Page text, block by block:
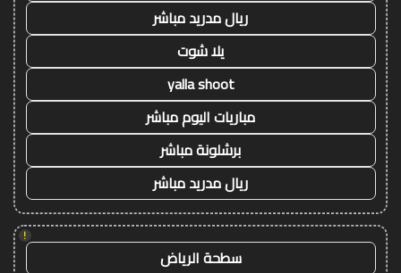
ريال مدريد مباشر
يلا شوت
yalla shoot
مباريات اليوم مباشر
برشلونة مباشر
ريال مدريد مباشر
!
سطحة الرياض